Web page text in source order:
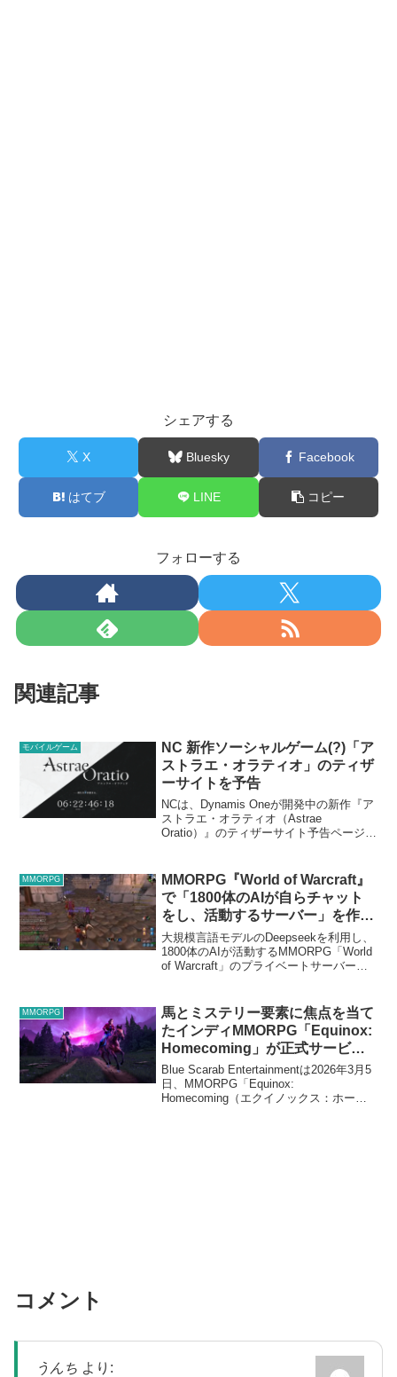
シェアする
X Bluesky Facebook
はてブ LINE コピー
フォローする
関連記事
モバイルゲーム
NC 新作ソーシャルゲーム(?)「ア
ストラエ・オラティオ」のティザ
ーサイトを予告
NCは、Dynamis Oneが開発中の新作『ア
ストラエ・オラティオ（Astrae
Oratio）』のティザーサイト予告ページを
観で、『新伝奇』をテーマにしたアニメ
調モ...
MMORPG
MMORPG『World of Warcraft』
で「1800体のAIが自らチャット
をし、活動するサーバー」を作る
者が現れる。
大規模言語モデルのDeepseekを利用し、
1800体のAIが活動するMMORPG「World
of Warcraft」のプライベートサーバーを
MMORPG
馬とミステリー要素に焦点を当て
たインディMMORPG「Equinox:
Homecoming」が正式サービス
を開始
Blue Scarab Entertainmentは2026年3月5
日、MMORPG「Equinox:
Homecoming（エクイノックス：ホーム
コメント
うんち より: